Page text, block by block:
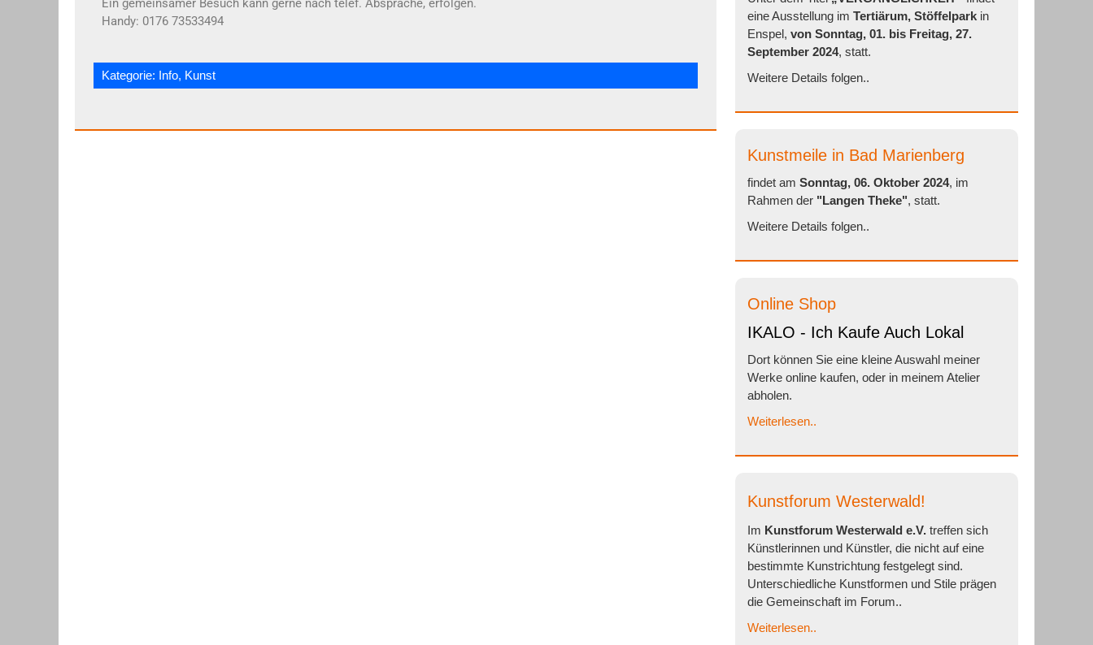
Ein gemeinsamer Besuch kann gerne nach telef. Absprache, erfolgen.
Handy: 0176 73533494
Kategorie: Info, Kunst
eine Ausstellung im Tertiärum, Stöffelpark in
Enspel, von Sonntag, 01. bis Freitag, 27.
September 2024, statt.
Weitere Details folgen..
Kunstmeile in Bad Marienberg
findet am Sonntag, 06. Oktober 2024, im
Rahmen der "Langen Theke", statt.
Weitere Details folgen..
Online Shop
IKALO - Ich Kaufe Auch Lokal
Dort können Sie eine kleine Auswahl meiner
Werke online kaufen, oder in meinem Atelier
abholen.
Weiterlesen..
Kunstforum Westerwald!
Im Kunstforum Westerwald e.V. treffen sich
Künstlerinnen und Künstler, die nicht auf eine
bestimmte Kunstrichtung festgelegt sind.
Unterschiedliche Kunstformen und Stile prägen
die Gemeinschaft im Forum..
Weiterlesen..